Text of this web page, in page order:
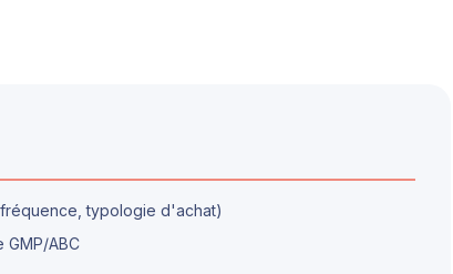
typologie d'achat)
GMP/ABC